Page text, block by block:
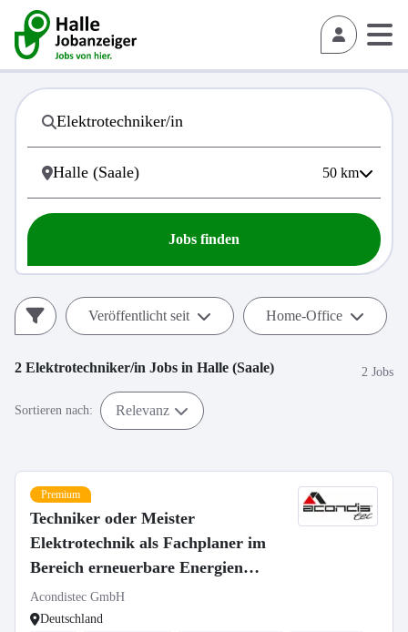
50 km
Jobs finden
Veröffentlicht seit Home-Office
2 Elektrotechniker/in Jobs in Halle (Saale) 2 Jobs
Sortieren nach: Relevanz
Premium
Techniker oder Meister
Elektrotechnik als Fachplaner im
Bereich erneuerbare Energien
(m/w/d)
Acondistec GmbH
Deutschland